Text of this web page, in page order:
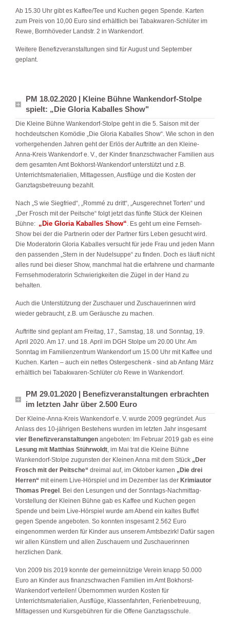
Ab 15.30 Uhr gibt es Kaffee/Tee und Kuchen gegen Spende. Karten
zum Preis von 10,00 Euro sind erhältlich bei Tabakwaren-Schlüter im
Rewe, Bornhöveder Landstr. 2 in Wankendorf.
Weitere Benefizveranstaltungen sind für August und September
geplant.
PM 18.02.2020 | Kleine Bühne Wankendorf-Stolpe
spielt: „Die Gloria Kaballes Show"
Die Kleine Bühne Wankendorf-Stolpe geht in die 5. Saison mit der
hochdeutschen Komödie „Die Gloria Kaballes Show“. Wie schon in den
vorhergehenden Jahren geht der Erlös der Auftritte an den Kleine-
Anna-Kreis Wankendorf e. V., der Kinder finanzschwacher Familien aus
dem gesamten Amt Bokhorst-Wankendorf unterstützt und z.B.
Unterrichtsmaterialien, Mittagessen, Ausflüge und die Kosten der
Ganztagsbetreuung bezahlt.
Nach „S wie Siegfried“, „Rommé zu dritt“, „Ausgerechnet Torten“ und
„Der Frosch mit der Peitsche“ folgt jetzt das fünfte Stück der Kleinen
Bühne: „Die Gloria Kaballes Show“ . Es geht um eine Fernseh-
Show bei der die Partnerin oder der Partner fürs Leben gesucht wird.
Die Moderatorin Gloria Kaballes versucht für jede Frau und jeden Mann
den passenden „Stern in der Nudelsuppe“ zu finden. Doch es läuft nicht
alles rund bei dieser Show, manchmal hat die erfahrene und charmante
Fernsehmoderatorin Schwierigkeiten die Zügel in der Hand zu
behalten.
Auch die Unterstützung der Zuschauer und Zuschauerinnen wird
wieder gebraucht, z.B. um Geräusche zu machen.
Auftritte sind geplant am Freitag, 17., Samstag, 18. und Sonntag, 19.
April 2020. Am 17. und 18. April im DGH Stolpe um 20.00 Uhr. Am
Sonntag im Familienzentrum Wankendorf um 15.00 Uhr mit Kaffee und
Kuchen. Karten – auch ein nettes Ostergeschenk - sind ab Anfang März
erhältlich bei Tabakwaren-Schlüter c/o Rewe in Wankendorf.
PM 29.01.2020 | Benefizveranstaltungen erbrachten
im letzten Jahr über 2.500 Euro
Der Kleine-Anna-Kreis Wankendorf e. V. wurde 2009 gegründet. Aus
Anlass des 10-jährigen Bestehens wurden im letzten Jahr insgesamt
vier Benefizveranstaltungen angeboten: Im Februar 2019 gab es eine
Lesung mit Matthias Stührwoldt , im Mai trat die Kleine Bühne
Wankendorf-Stolpe zugunsten der Kleinen Anna mit dem Stück „Der
Frosch mit der Peitsche“ dreimal auf, im Oktober kamen „Die drei
Herren“ mit einem Live-Hörspiel und im Dezember las der Krimiautor
Thomas Pregel . Bei den Lesungen und der Sonntags-Nachmittag-
Vorstellung der Kleinen Bühne gab es Kaffee und Kuchen gegen
Spende und beim Live-Hörspiel wurde am Abend ein kaltes Buffet
gegen Spende angeboten. So konnten insgesamt 2.562 Euro
eingenommen werden für Kinder aus unserem Amtsbezirk! Dafür sagen
wir allen Künstlern und allen Zuschauern und Zuschauerinnen
herzlichen Dank.
Von 2009 bis 2019 konnte der gemeinnützige Verein knapp 50.000
Euro an Kinder aus finanzschwachen Familien im Amt Bokhorst-
Wankendorf verteilen! Übernommen wurden Kosten für
Unterrichtsmaterialien, Ausflüge, Klassenfahrten, Ferienbetreuung,
Mittagessen und Kursgebühren für die Offene Ganztagsschule.